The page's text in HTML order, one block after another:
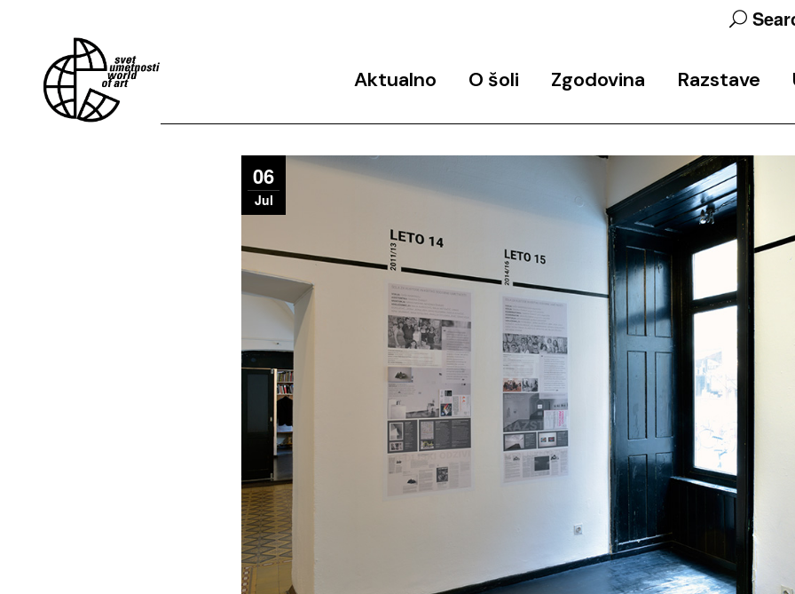
Aktualno
Arhiv objav
O šoli
Predstavitev programa
Partnerji
Podpora
Kontakt
Zgodovina
Zgodovina šole
Arhiv javnih predavanj in
delavnic
Razstave
Končne razstave
Razstavni in
projekti
06
Jul